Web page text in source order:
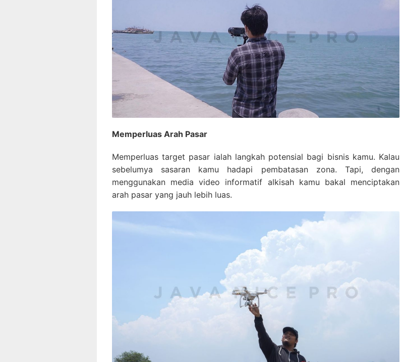
Memperluas Arah Pasar
Memperluas target pasar ialah langkah potensial bagi bisnis kamu. Kalau
sebelumya sasaran kamu hadapi pembatasan zona. Tapi, dengan
menggunakan media video informatif alkisah kamu bakal menciptakan
arah pasar yang jauh lebih luas.